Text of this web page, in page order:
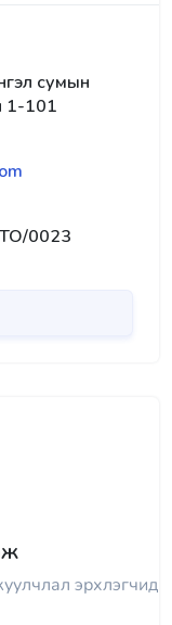
сумын
1-101
0023
эрхлэгчид